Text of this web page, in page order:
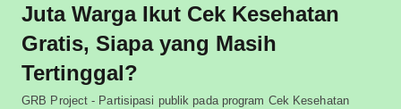
Juta Warga Ikut Cek Kesehatan
Gratis, Siapa yang Masih
Tertinggal?
GRB Project - Partisipasi publik pada program Cek Kesehatan